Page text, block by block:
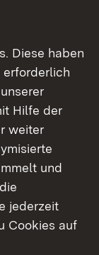
Diese haben
erforderlich
Hilfe der
weiter
und
jederzeit
Cookies auf